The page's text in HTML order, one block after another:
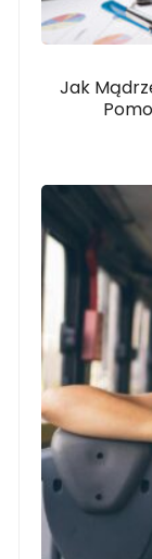
Jak